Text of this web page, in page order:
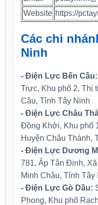
Website https://
Các chi
Ninh
- Điện Lực Bến Cầu:
Trực, Khu phố 2, Thị
Cầu, Tỉnh Tây Ninh
- Điện Lực Châu
Đồng Khởi, Khu phố
Huyện Châu Thành,
- Điện Lực Dương
781, Ấp Tân Định,
Minh Châu, Tỉnh Tây
- Điện Lực Gò Dầu:
Phong, Khu phố